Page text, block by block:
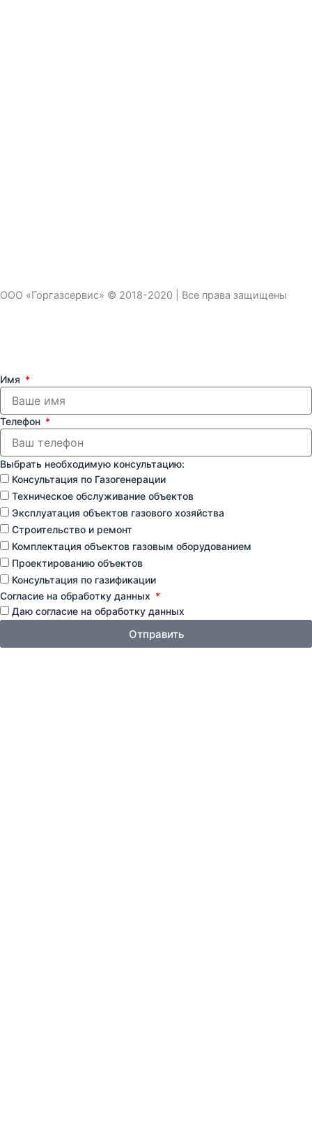
ООО «Горгазсервис» © 2018-2020 | Все права защищены
Имя
Телефон
Выбрать необходимую консультацию:
Консультация по Газогенерации
Техническое обслуживание объектов
Эксплуатация объектов газового хозяйства
Строительство и ремонт
Комплектация объектов газовым оборудованием
Проектированию объектов
Консультация по газификации
Согласие на обработку данных
Даю согласие на обработку данных
Отправить